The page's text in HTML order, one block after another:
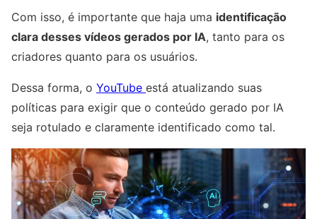
Com isso, é importante que haja uma identificação
clara desses vídeos gerados por IA, tanto para os
criadores quanto para os usuários.
Dessa forma, o YouTube está atualizando suas
políticas para exigir que o conteúdo gerado por IA
seja rotulado e claramente identificado como tal.